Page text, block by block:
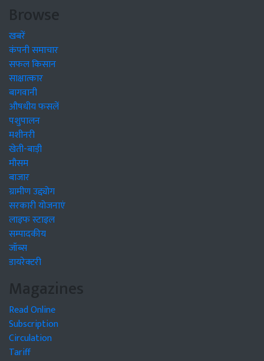
Browse
खबरें
कंपनी समाचार
सफल किसान
साक्षात्कार
बागवानी
औषधीय फसलें
पशुपालन
मशीनरी
खेती-बाड़ी
मौसम
बाजार
ग्रामीण उद्द्योग
सरकारी योजनाएं
लाइफ स्टाइल
सम्पादकीय
जॉब्स
डायरेक्टरी
Magazines
Read Online
Subscription
Circulation
Tariff